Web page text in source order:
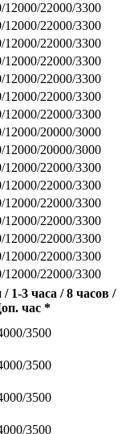
12000/22000/3300
12000/22000/3300
12000/22000/3300
12000/22000/3300
12000/22000/3300
12000/22000/3300
12000/22000/3300
12000/20000/3000
12000/20000/3000
12000/22000/3300
12000/22000/3300
12000/22000/3300
12000/22000/3300
12000/22000/3300
12000/22000/3300
12000/22000/3300
1-3 часа / 8 часов /
час *
3500
3500
3500
3500